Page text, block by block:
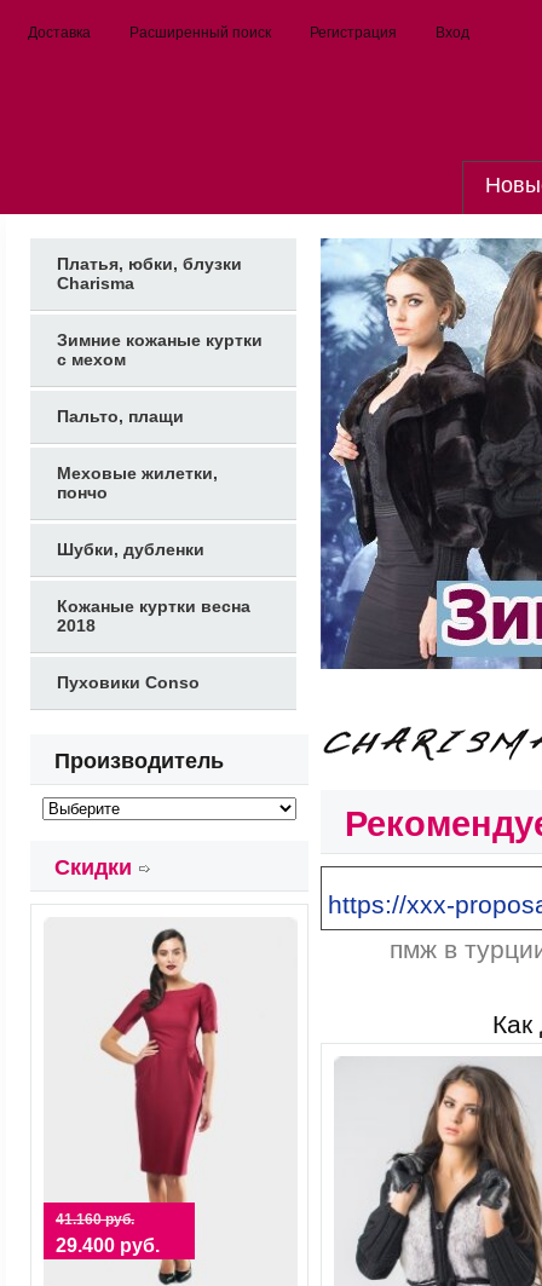
Доставка Расширенный поиск Регистрация Вход
https://xxx-
пмж в
Платья, юбки, блузки
Charisma
Зимние кожаные куртки
с мехом
Пальто, плащи
Меховые жилетки,
пончо
Шубки, дубленки
Кожаные куртки весна
2018
Пуховики Conso
Производитель
Скидки
41.160 руб.
29.400 руб.